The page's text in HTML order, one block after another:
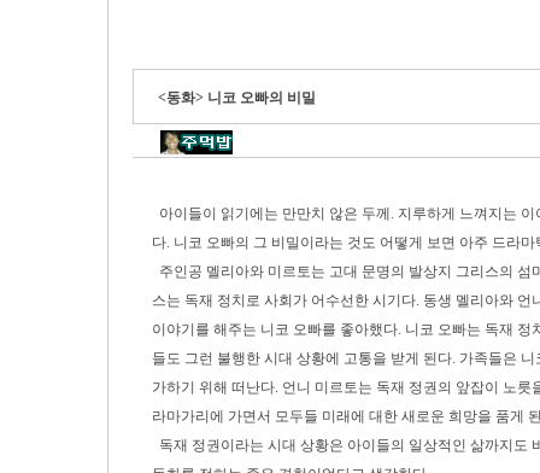
<동화> 니코 오빠의 비밀
아이들이 읽기에는 만만치 않은 두께. 지루하게 느껴지는
다. 니코 오빠의 그 비밀이라는 것도 어떻게 보면 아주 드라
주인공 멜리아와 미르토는 고대 문명의 발상지 그리스의
스는 독재 정치로 사회가 어수선한 시기다. 동생 멜리아와
이야기를 해주는 니코 오빠를 좋아했다. 니코 오빠는 독재
들도 그런 불행한 시대 상황에 고통을 받게 된다. 가족들은
가하기 위해 떠난다. 언니 미르토는 독재 정권의 앞잡이 노
라마가리에 가면서 모두들 미래에 대한 새로운 희망을 품게
독재 정권이라는 시대 상황은 아이들의 일상적인 삶까지도